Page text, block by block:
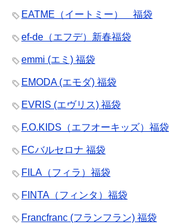
EATME（イートミー） 福袋
ef-de（エフデ）新春福袋
emmi (エミ) 福袋
EMODA (エモダ) 福袋
EVRIS (エヴリス) 福袋
F.O.KIDS（エフオーキッズ）福袋
FCバルセロナ 福袋
FILA（フィラ）福袋
FINTA（フィンタ）福袋
Francfranc (フランフラン) 福袋